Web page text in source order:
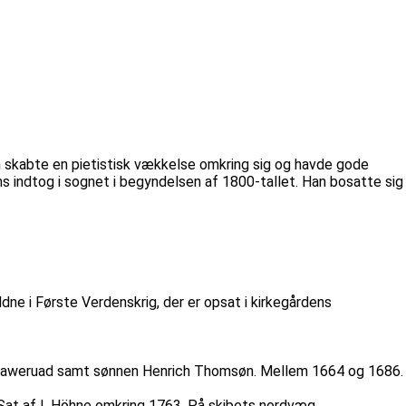
en pietistisk vækkelse omkring sig og havde gode
indtog i sognet i begyndelsen af 1800-tallet. Han bosatte sig
i Første Verdenskrig, der er opsat i kirkegårdens
samt sønnen Henrich Thomsøn. Mellem 1664 og 1686.